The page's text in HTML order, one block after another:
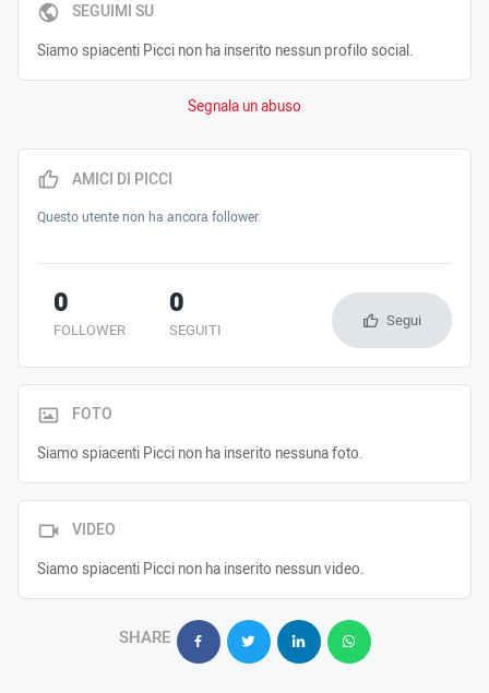
SEGUIMI SU
Siamo spiacenti Picci non ha inserito nessun profilo social.
Segnala un abuso
AMICI DI PICCI
Questo utente non ha ancora follower.
FOLLOWER
0
SEGUITI
0 Segui
FOTO
Siamo spiacenti Picci non ha inserito nessuna foto.
VIDEO
Siamo spiacenti Picci non ha inserito nessun video.
SHARE